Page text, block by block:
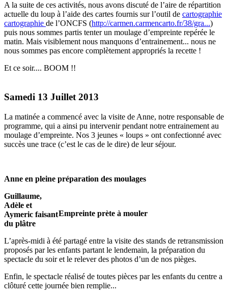
A la suite de ces activités, nous avons discuté de l’aire de répartition
actuelle du loup à l’aide des cartes fournis sur l’outil de cartographie
cartographie de l’ONCFS (http://carmen.carmencarto.fr/38/gra...)
puis nous sommes partis tenter un moulage d’empreinte repérée le
matin. Mais visiblement nous manquons d’entrainement... nous ne
nous sommes pas encore complètement appropriés la recette !
Et ce soir.... BOOM !!
Samedi 13 Juillet 2013
La matinée a commencé avec la visite de Anne, notre responsable de
programme, qui a ainsi pu intervenir pendant notre entrainement au
moulage d’empreinte. Nos 3 jeunes « loups » ont confectionné avec
succès une trace (c’est le cas de le dire) de leur séjour.
Anne en pleine préparation des moulages
Empreinte prète à mouler
Guillaume,
Adèle et
Aymeric faisant
du plâtre
L’après-midi à été partagé entre la visite des stands de retransmission
proposés par les enfants partant le lendemain, la préparation du
spectacle du soir et le relever des photos d’un de nos pièges.
Enfin, le spectacle réalisé de toutes pièces par les enfants du centre a
clôturé cette journée bien remplie...